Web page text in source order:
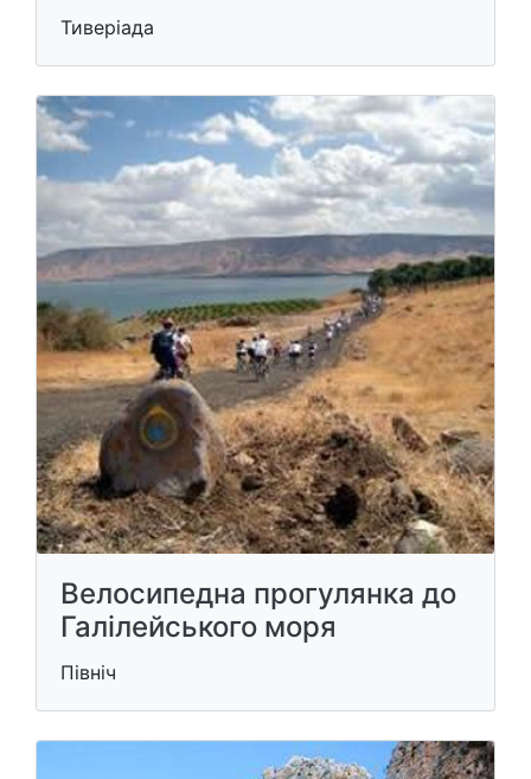
Тиверіада
Велосипедна прогулянка до
Галілейського моря
Північ